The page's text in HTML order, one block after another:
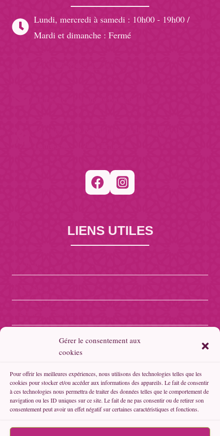
Gérer le consentement aux
cookies
Pour offrir les meilleures expériences, nous utilisons des technologies telles que les
cookies pour stocker et/ou accéder aux informations des appareils. Le fait de consentir
à ces technologies nous permettra de traiter des données telles que le comportement de
navigation ou les ID uniques sur ce site. Le fait de ne pas consentir ou de retirer son
consentement peut avoir un effet négatif sur certaines caractéristiques et fonctions.
Lundi, mercredi à samedi : 10h00 - 19h00 /
Mardi et dimanche : Fermé
LIENS UTILES
Boutique Fil’Orient
Politique de confidentialité
Politique de cookies (UE)